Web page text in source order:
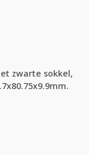
zwarte sokkel,